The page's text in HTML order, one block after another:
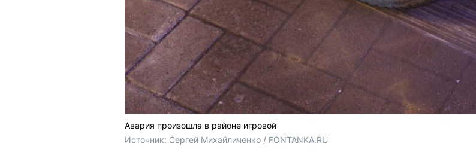
Авария произошла в районе игровой
Источник: Сергей Михайличенко / FONTANKA.RU